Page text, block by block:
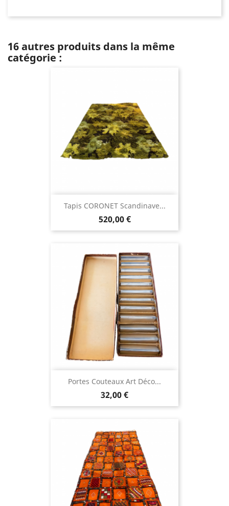
16 autres produits dans la même
catégorie :
Tapis CORONET Scandinave...
520,00 €
Portes Couteaux Art Déco...
32,00 €